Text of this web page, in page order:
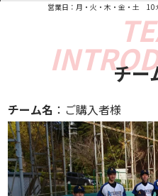
東京ショールーム
名古屋ショールーム
大阪ショールーム
福岡ショールーム
営業日：月・火・木・金・土
チー
チーム名 ：ご購入者様